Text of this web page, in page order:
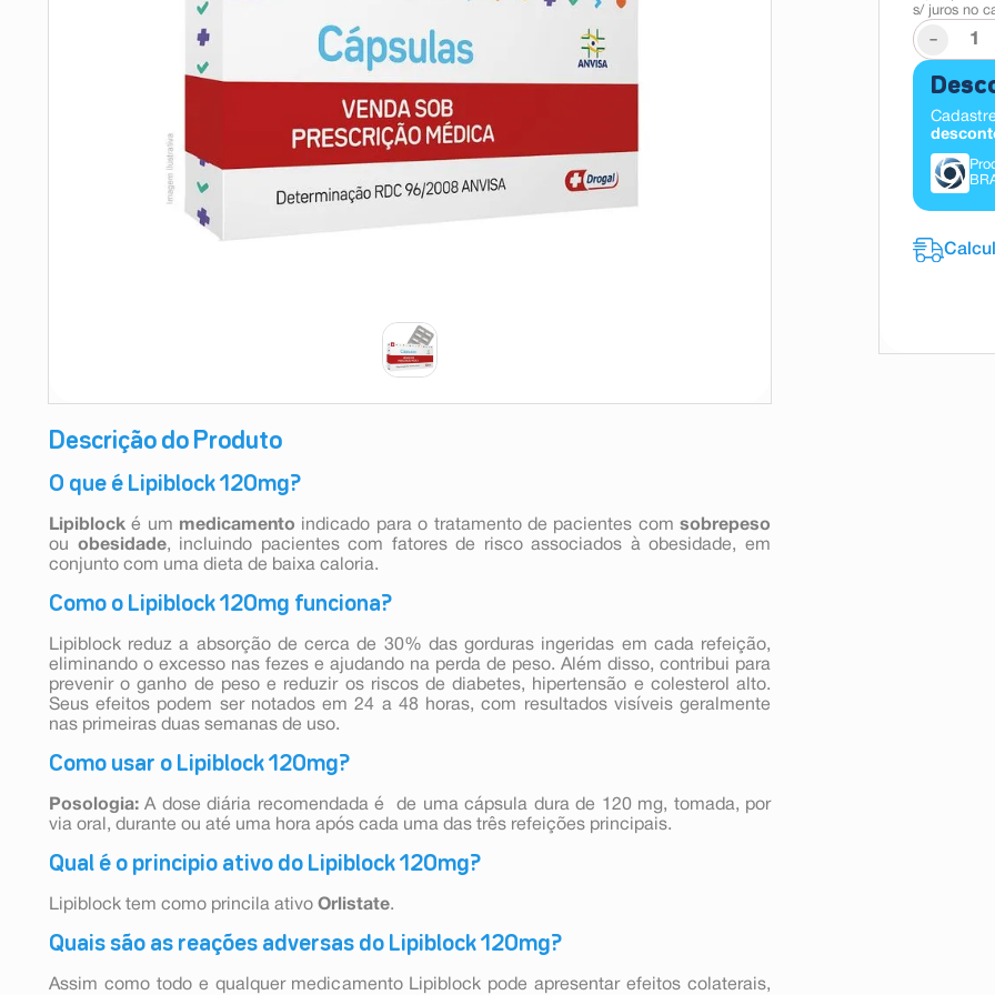
Descrição do Produto
O que é Lipiblock 120mg?
Lipiblock é um medicamento indicado para o tratamento de pacientes comsobrepeso
ou obesidade, incluindo pacientes com fatores de risco associados à obesidade, em
conjunto com uma dieta de baixa caloria.
Como o Lipiblock 120mg funciona?
Lipiblock reduz a absorção de cerca de 30% das gorduras ingeridas em cada refeição,
eliminando o excesso nas fezes e ajudando na perda de peso. Além disso, contribui para
prevenir o ganho de peso e reduzir os riscos de diabetes, hipertensão e colesterol alto.
Seus efeitos podem ser notados em 24 a 48 horas, com resultados visíveis geralmente
nas primeiras duas semanas de uso.
Como usar o Lipiblock 120mg?
Posologia: A dose diária recomendada é de uma cápsula dura de 120 mg, tomada, por
via oral, durante ou até uma hora após cada uma das três refeições principais.
Qual é o principio ativo do Lipiblock 120mg?
Lipiblock tem como princila ativo Orlistate.
Quais são as reações adversas do Lipiblock 120mg?
Assim como todo e qualquer medicamento Lipiblock pode apresentar efeitos colaterais,
s/ juros no
-
absorvente